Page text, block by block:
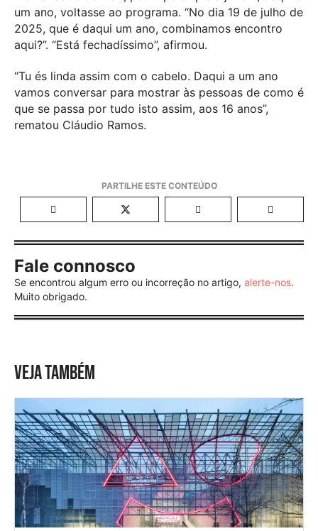
um ano, voltasse ao programa. “No dia 19 de julho de
2025, que é daqui um ano, combinamos encontro
aqui?”. “Está fechadíssimo”, afirmou.
“Tu és linda assim com o cabelo. Daqui a um ano
vamos conversar para mostrar às pessoas de como é
que se passa por tudo isto assim, aos 16 anos”,
rematou Cláudio Ramos.
Fale connosco
Se encontrou algum erro ou incorreção no artigo, alerte-nos.
Muito obrigado.
VEJA TAMBÉM